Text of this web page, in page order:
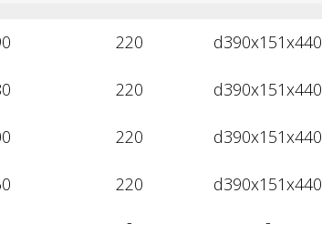
220 d390x151х440
220 d390x151х440
220 d390x151х440
220 d390x151х440
- -